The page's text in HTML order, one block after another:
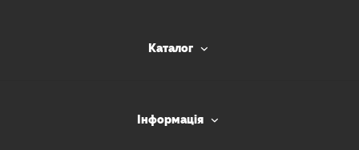
Каталог
Інформація